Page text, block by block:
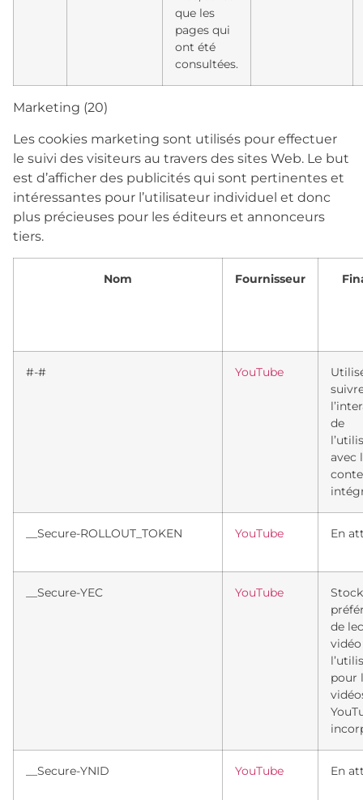
que les
pages qui
ont été
consultées.
Marketing (20)
Les cookies marketing sont utilisés pour effectuer
le suivi des visiteurs au travers des sites Web. Le but
est d’afficher des publicités qui sont pertinentes et
intéressantes pour l’utilisateur individuel et donc
plus précieuses pour les éditeurs et annonceurs
tiers.
Nom Fournisseur
#-# YouTube
de
avec
__Secure-ROLLOUT_TOKEN YouTube En
__Secure-YEC YouTube
de
pour
__Secure-YNID YouTube En